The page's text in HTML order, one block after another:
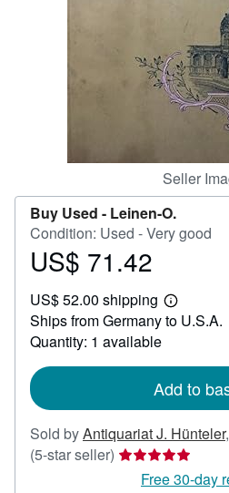
Seller
Buy Used - Leinen-O.
Condition: Used - Very good
Price
71.42
US$ 71.42
US$ 52.00 shipping
Learn
more
Ships from Germany to U.S.A.
Quantity: 1 available
Add to
Sold byAntiquariat J. Hünteler,
(5-star seller) Seller
ratingFree 30-day